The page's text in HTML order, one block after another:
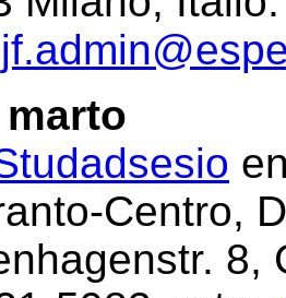
marto
Centro,
8,